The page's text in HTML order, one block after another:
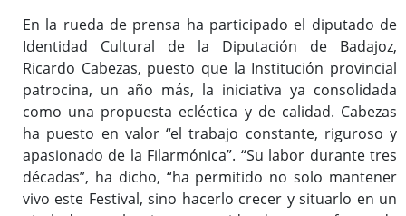
En la rueda de prensa ha participado el diputado de
Identidad Cultural de la Diputación de Badajoz,
Ricardo Cabezas, puesto que la Institución provincial
patrocina, un año más, la iniciativa ya consolidada
como una propuesta ecléctica y de calidad. Cabezas
ha puesto en valor “el trabajo constante, riguroso y
apasionado de la Filarmónica”. “Su labor durante tres
décadas”, ha dicho, “ha permitido no solo mantener
vivo este Festival, sino hacerlo crecer y situarlo en un